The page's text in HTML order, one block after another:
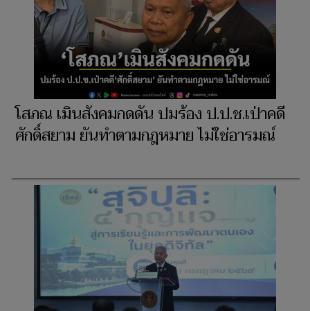
โสภณ เมินสังคมกดดัน ปมร้อง ป.ป.ช.เป่าคดี
ศักดิ์สยาม ยันทำตามกฎหมาย ไม่ใช่อารมณ์